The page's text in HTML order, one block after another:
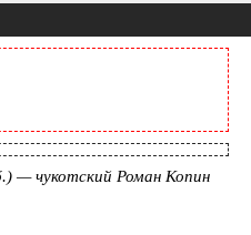
— чукотский Роман Копин